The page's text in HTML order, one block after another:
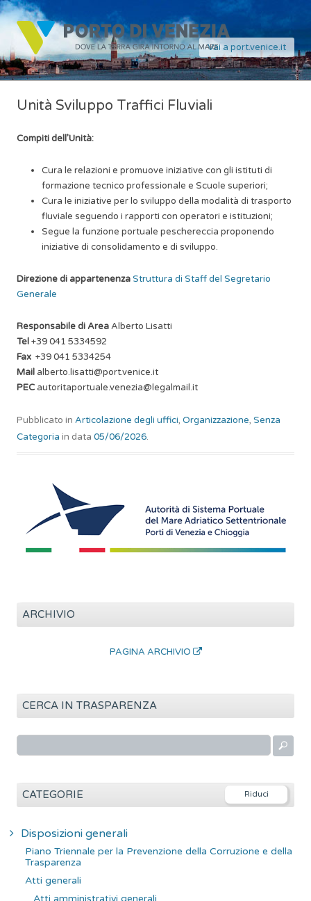
Vai a port.venice.it
Unità Sviluppo Traffici Fluviali
Compiti dell’Unità:
Cura le relazioni e promuove iniziative con gli istituti di
formazione tecnico professionale e Scuole superiori;
Cura le iniziative per lo sviluppo della modalità di trasporto
fluviale seguendo i rapporti con operatori e istituzioni;
Segue la funzione portuale peschereccia proponendo
iniziative di consolidamento e di sviluppo.
Direzione di appartenenzaStruttura di Staff del Segretario
Generale
Responsabile di AreaAlberto Lisatti
Tel+39 041 5334592
Fax +39 041 5334254
Mail alberto.lisatti@port.venice.it
PEC autoritaportuale.venezia@legalmail.it
Pubblicato in Articolazione degli uffici, Organizzazione, Senza
Categoria in data 05/06/2026.
ARCHIVIO
PAGINA ARCHIVIO
CERCA IN TRASPARENZA
r
CATEGORIE
Disposizioni generali
Piano Triennale per la Prevenzione della Corruzione e della
Trasparenza
Atti generali
Atti amministrativi generali